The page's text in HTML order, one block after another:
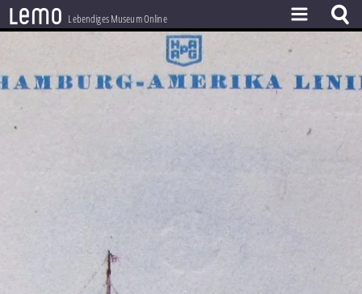
lemo Lebendiges Museum Online
THEMEN
ZEITZEUGEN
PROJEKT